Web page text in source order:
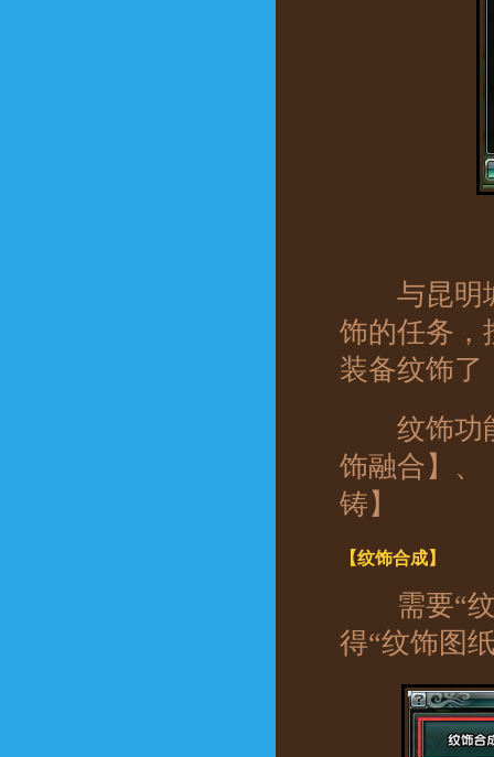
与昆明城
饰的任务，
装备纹饰了
纹饰功能
饰融合】、
铸】
【纹饰合成】
需要“
得“纹饰图